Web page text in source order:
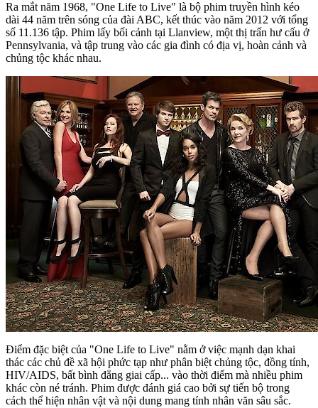
Ra mắt năm 1968, "One Life to Live" là bộ phim truyền hình kéo
dài 44 năm trên sóng của đài ABC, kết thúc vào năm 2012 với tổng
số 11.136 tập. Phim lấy bối cảnh tại Llanview, một thị trấn hư cấu ở
Pennsylvania, và tập trung vào các gia đình có địa vị, hoàn cảnh và
chủng tộc khác nhau.
Điểm đặc biệt của "One Life to Live" nằm ở việc mạnh dạn khai
thác các chủ đề xã hội phức tạp như phân biệt chủng tộc, đồng tính,
HIV/AIDS, bất bình đẳng giai cấp... vào thời điểm mà nhiều phim
khác còn né tránh. Phim được đánh giá cao bởi sự tiến bộ trong
cách thể hiện nhân vật và nội dung mang tính nhân văn sâu sắc.